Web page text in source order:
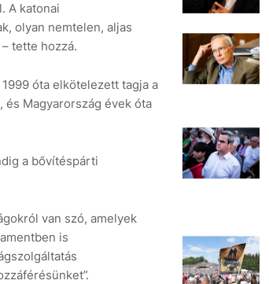
A katonai
olyan nemtelen, aljas
tette hozzá.
óta elkötelezett tagja a
és Magyarország évek óta
a bővítéspárti
van szó, amelyek
is